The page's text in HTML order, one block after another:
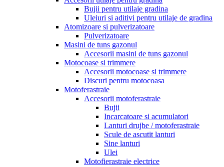
Bujii pentru utilaje gradina
Uleiuri si aditivi pentru utilaje de gradina
Atomizoare si pulverizatoare
Pulverizatoare
Masini de tuns gazonul
Accesorii masini de tuns gazonul
Motocoase si trimmere
Accesorii motocoase si trimmere
Discuri pentru motocoasa
Motoferastraie
Accesorii motoferastraie
Bujii
Incarcatoare si acumulatori
Lanturi drujbe / motoferastraie
Scule de ascutit lanturi
Sine lanturi
Ulei
Motofierastraie electrice